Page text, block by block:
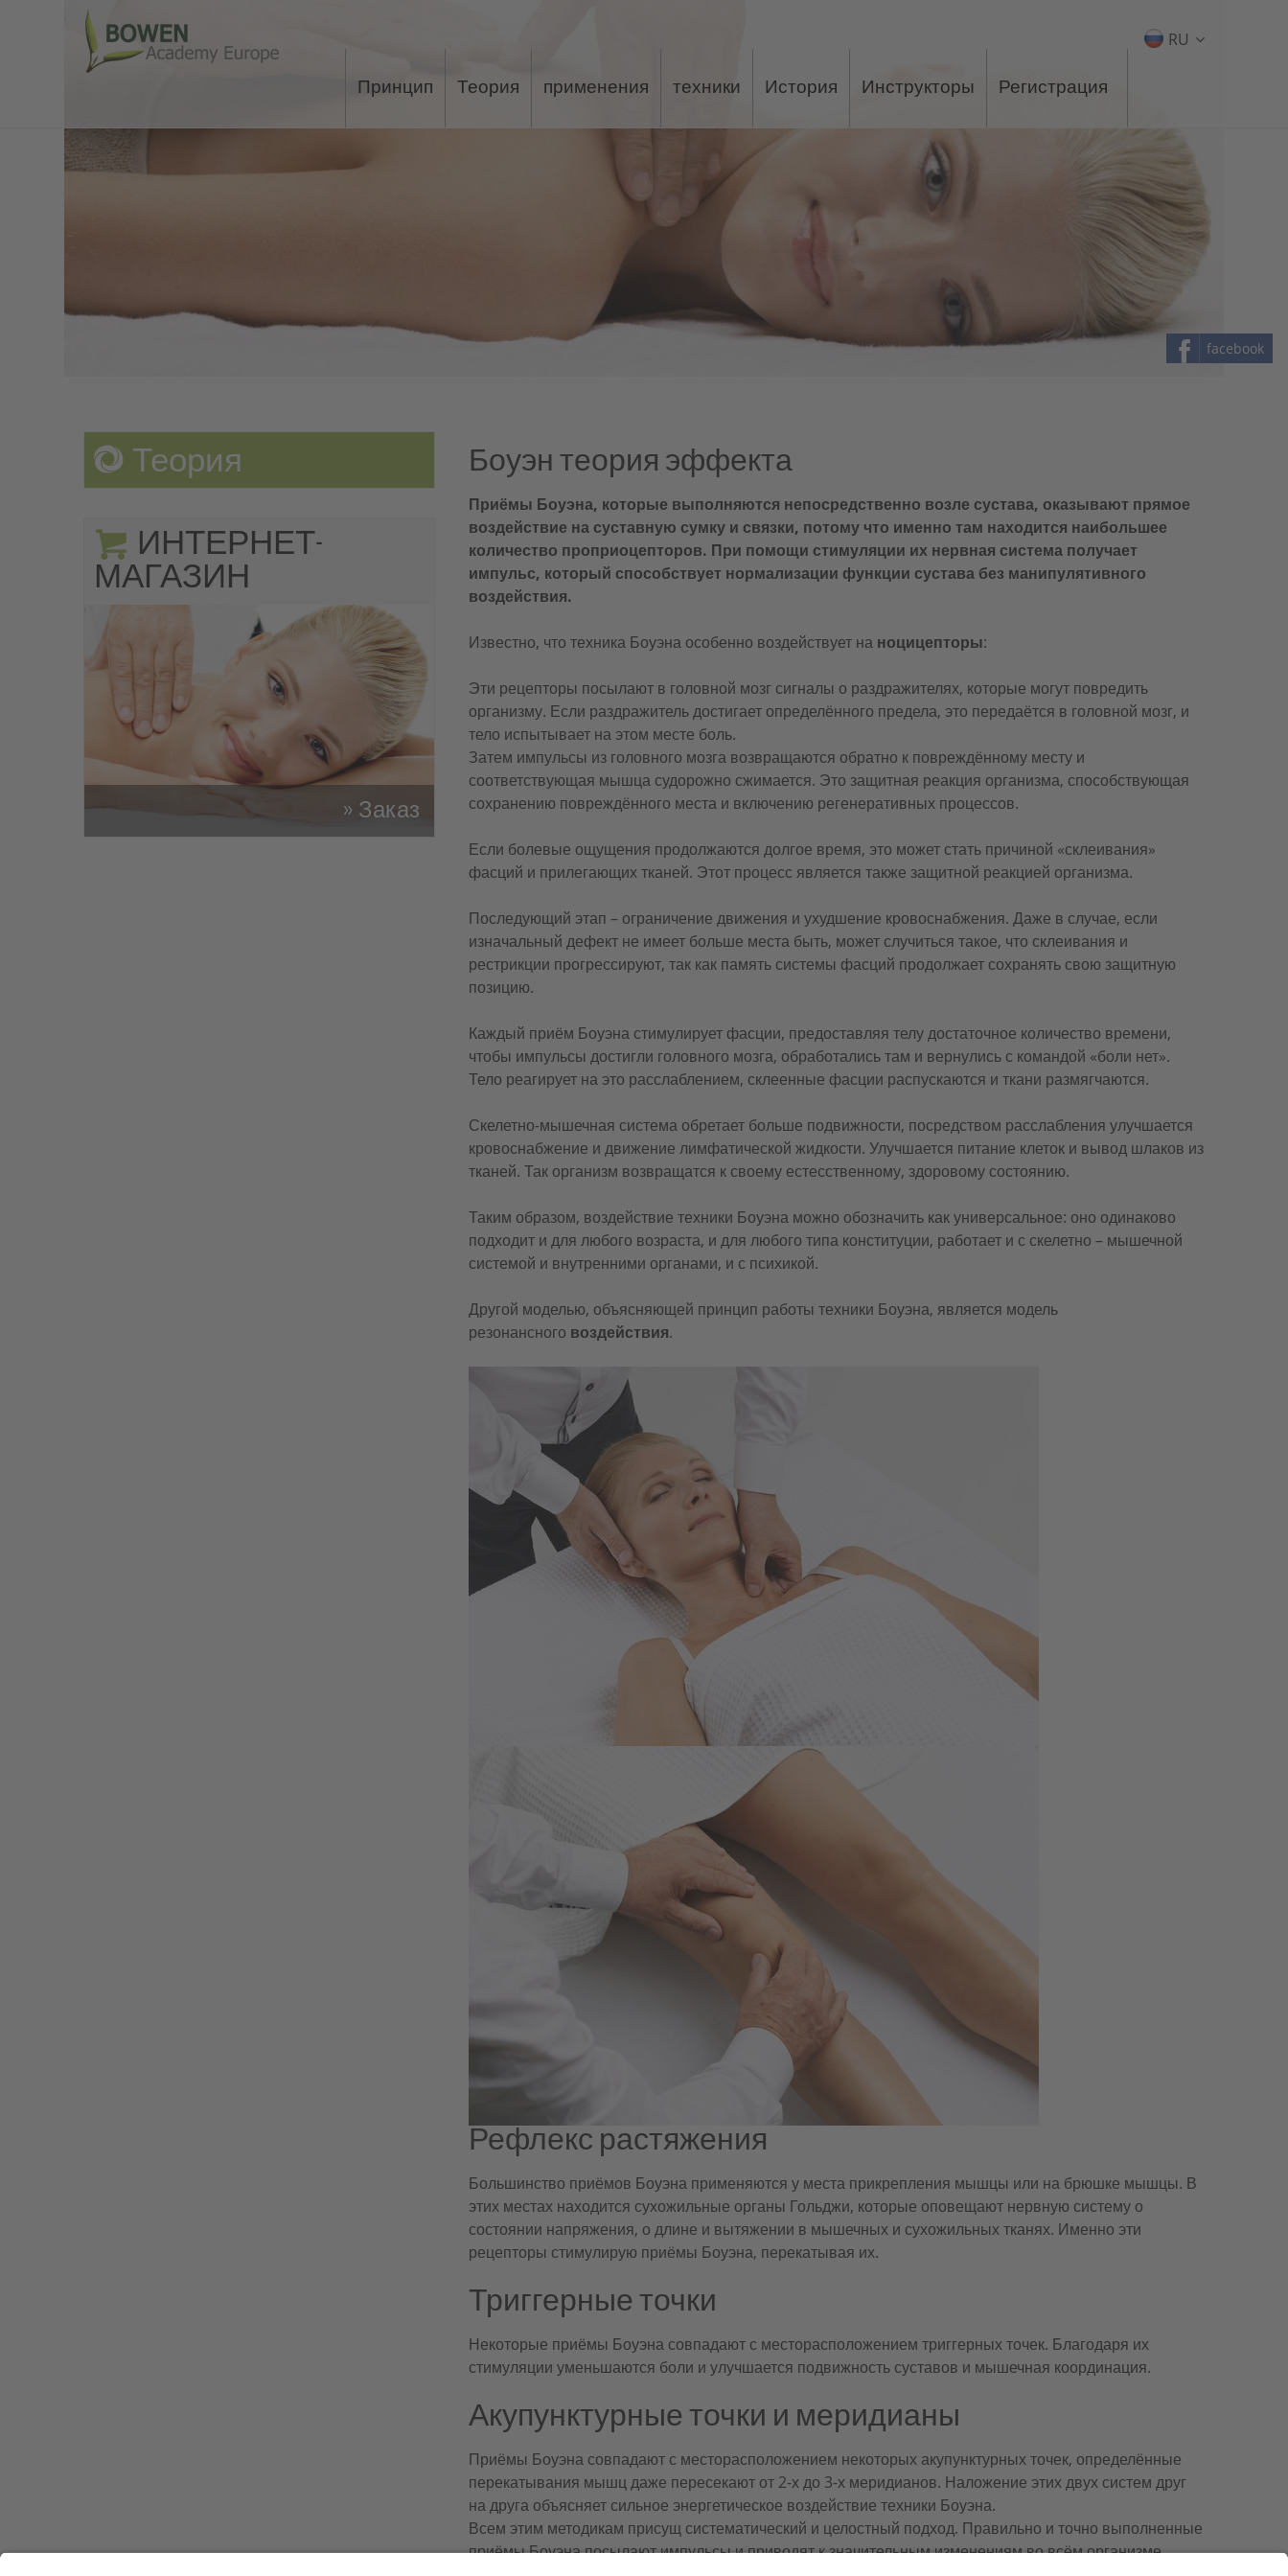
Принцип Теория применения техники История Инструкторы Регистрация
RU
facebook
Теория
ИНТЕРНЕТ-
МАГАЗИН
» Заказ
Боуэн теория эффекта
Приёмы Боуэна, которые выполняются непосредственно возле сустава, оказывают прямое
воздействие на суставную сумку и связки, потому что именно там находится наибольшее
количество проприоцепторов. При помощи стимуляции их нервная система получает
импульс, который способствует нормализации функции сустава без манипулятивного
воздействия.
Известно, что техника Боуэна особенно воздействует на ноцицепторы:
Эти рецепторы посылают в головной мозг сигналы о раздражителях, которые могут повредить
организму. Если раздражитель достигает определённого предела, это передаётся в головной мозг, и
тело испытывает на этом месте боль.
Затем импульсы из головного мозга возвращаются обратно к повреждённому месту и
соответствующая мышца судорожно сжимается. Это защитная реакция организма, способствующая
сохранению повреждённого места и включению регенеративных процессов.
Если болевые ощущения продолжаются долгое время, это может стать причиной «склеивания»
фасций и прилегающих тканей. Этот процесс является также защитной реакцией организма.
Последующий этап – ограничение движения и ухудшение кровоснабжения. Даже в случае, если
изначальный дефект не имеет больше места быть, может случиться такое, что склеивания и
рестрикции прогрессируют, так как память системы фасций продолжает сохранять свою защитную
позицию.
Каждый приём Боуэна стимулирует фасции, предоставляя телу достаточное количество времени,
чтобы импульсы достигли головного мозга, обработались там и вернулись с командой «боли нет».
Тело реагирует на это расслаблением, склеенные фасции распускаются и ткани размягчаются.
Скелетно-мышечная система обретает больше подвижности, посредством расслабления улучшается
кровоснабжение и движение лимфатической жидкости. Улучшается питание клеток и вывод шлаков из
тканей. Так организм возвращатся к своему естесственному, здоровому состоянию.
Таким образом, воздействие техники Боуэна можно обозначить как универсальное: оно одинаково
подходит и для любого возраста, и для любого типа конституции, работает и с скелетно – мышечной
системой и внутренними органами, и с психикой.
Другой моделью, объясняющей принцип работы техники Боуэна, является модель
резонансного воздействия.
Рефлекс растяжения
Большинство приёмов Боуэна применяются у места прикрепления мышцы или на брюшке мышцы. В
этих местах находится сухожильные органы Гольджи, которые оповещают нервную систему о
состоянии напряжения, о длине и вытяжении в мышечных и сухожильных тканях. Именно эти
рецепторы стимулирую приёмы Боуэна, перекатывая их.
Триггерные точки
Некоторые приёмы Боуэна совпадают с месторасположением триггерных точек. Благодаря их
стимуляции уменьшаются боли и улучшается подвижность суставов и мышечная координация.
Акупунктурные точки и меридианы
Приёмы Боуэна совпадают с месторасположением некоторых акупунктурных точек, определённые
перекатывания мышц даже пересекают от 2-х до 3-х меридианов. Наложение этих двух систем друг
на друга объясняет сильное энергетическое воздействие техники Боуэна.
Всем этим методикам присущ систематический и целостный подход. Правильно и точно выполненные
приёмы Боуэна посылают импульсы и приводят к значительным изменениям во всём организме